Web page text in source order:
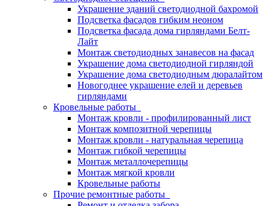
Украшение зданий светодиодной бахромой
Подсветка фасадов гибким неоном
Подсветка фасада дома гирляндами Белт-
Лайт
Монтаж светодиодных занавесов на фасад
Украшение дома светодиодной гирляндой
Украшение дома светодиодным дюралайтом
Новогоднее украшение елей и деревьев
гирляндами
Кровельные работы
Монтаж кровли - профилированный лист
Монтаж композитной черепицы
Монтаж кровли - натуральная черепица
Монтаж гибкой черепицы
Монтаж металлочерепицы
Монтаж мягкой кровли
Кровельные работы
Прочие ремонтные работы